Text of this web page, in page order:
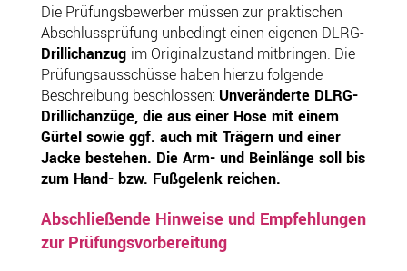
Die Prüfungsbewerber müssen zur praktischen
Abschlussprüfung unbedingt einen eigenen DLRG-
Drillichanzug im Originalzustand mitbringen. Die
Prüfungsausschüsse haben hierzu folgende
Beschreibung beschlossen: Unveränderte DLRG-
Drillichanzüge, die aus einer Hose mit einem
Gürtel sowie ggf. auch mit Trägern und einer
Jacke bestehen. Die Arm- und Beinlänge soll bis
zum Hand- bzw. Fußgelenk reichen.
Abschließende Hinweise und Empfehlungen
zur Prüfungsvorbereitung